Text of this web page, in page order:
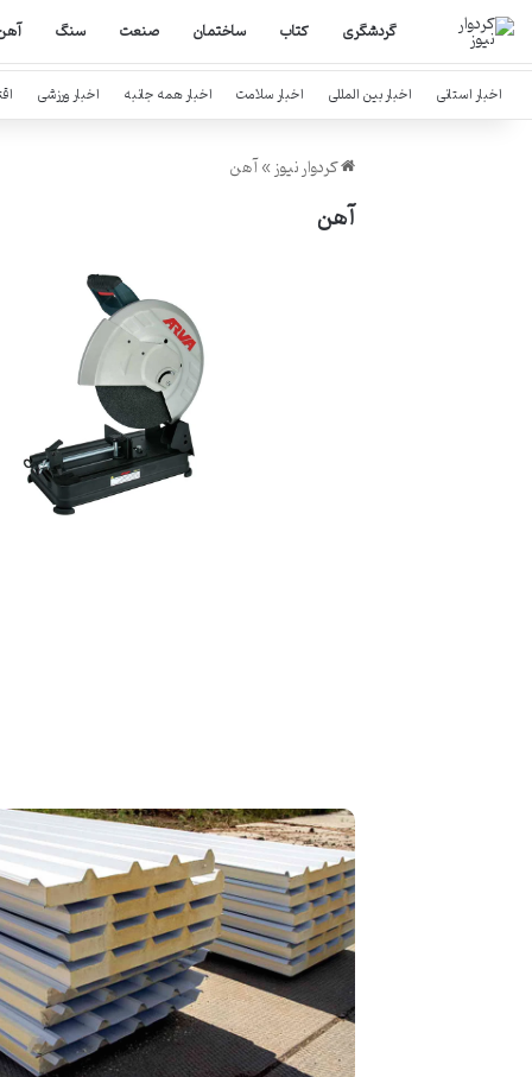
گردشگری کتاب ساختمان صنعت سنگ
اخبار استانی اخبار بین المللی اخبار سلامت اخبار همه جانبه اخبار ورزشی
کردوار نیوز»آهن
آهن